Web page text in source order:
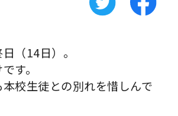
（14日）。
す。
校生徒との別れを惜しんで